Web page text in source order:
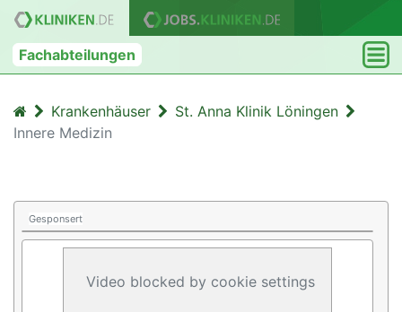
Fachabteilungen
Krankenhäuser
St. Anna Klinik Löningen
Innere Medizin
Gesponsert
Video blocked by cookie settings